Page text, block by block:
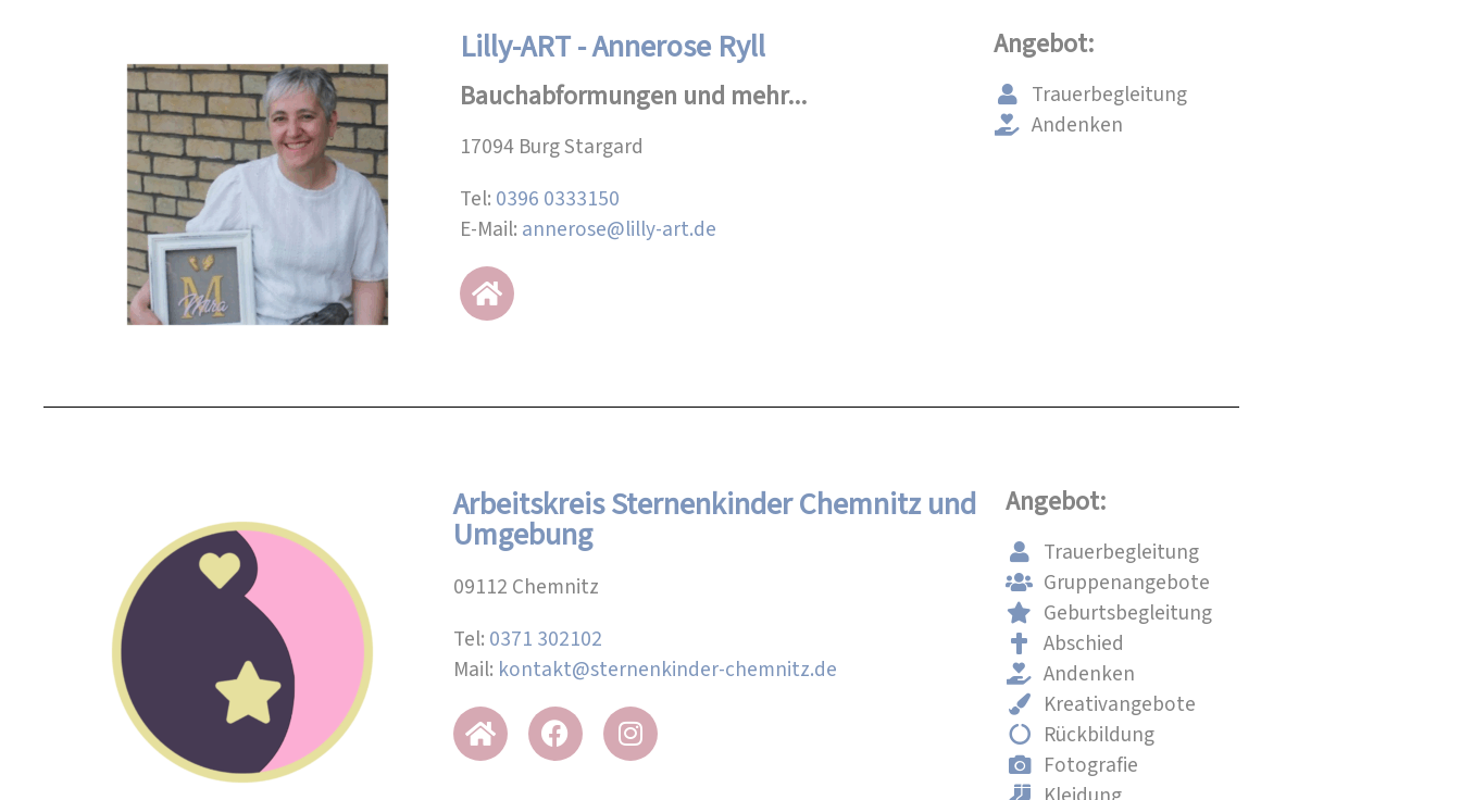
Lilly-ART - Annerose Ryll
Bauchabformungen und mehr...
17094 Burg Stargard
Tel: 0396 0333150
E-Mail: annerose@lilly-art.de
Angebot:
Trauerbegleitung
Andenken
Arbeitskreis Sternenkinder Chemnitz und
Umgebung
09112 Chemnitz
Tel: 0371 302102
Mail: kontakt@sternenkinder-chemnitz.de
Angebot:
Trauerbegleitung
Gruppenangebote
Geburtsbegleitung
Abschied
Andenken
Kreativangebote
Rückbildung
Fotografie